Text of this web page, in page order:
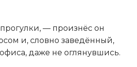
— произнёс он
и, словно заведённый,
даже не оглянувшись.